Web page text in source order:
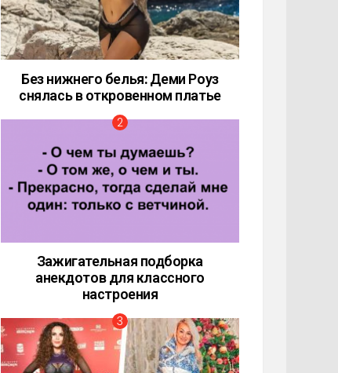
Без нижнего белья: Деми Роуз
снялась в откровенном платье
Зажигательная подборка
анекдотов для классного
настроения